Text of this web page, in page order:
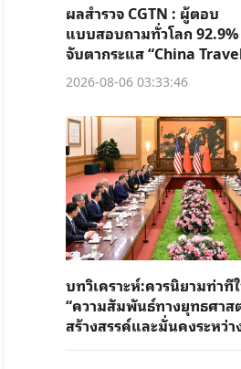
ผลสำรวจ CGTN : ผู้ตอบ
แบบสอบถามทั่วโลก 92.9%
จับตากระแส “China
2026-08-06 03:33:46
บทวิเคราะห์:ควรนิยามท่าที
“ความสัมพันธ์ทางยุทธศาส
สร้างสรรค์และมั่นคงระหว่
สหรัฐอเมริกา”อย่างไร?